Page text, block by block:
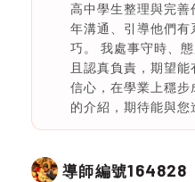
高中學生整理與完
年溝通、引導他們
巧。 我處事守時、
且認真負責，期望
信心，在學業上穩
的介紹，期待能與您
導師編號164828